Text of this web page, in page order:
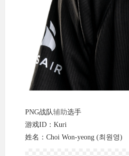
PNG战队辅助选手
游戏ID：Kuri
姓名：Choi Won-yeong (최원영)